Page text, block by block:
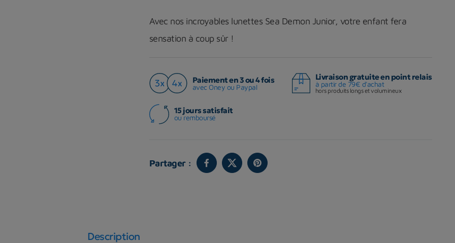
Avec nos incroyables lunettes Sea Demon Junior, votre enfant fera
sensation à coup sûr !
Paiement en 3 ou 4 fois
avec Oney ou Paypal
Livraison gratuite en point relais
à partir de 79€ d'achat
hors produits longs et volumineux
15 jours satisfait
ou remboursé
Partager :
Description